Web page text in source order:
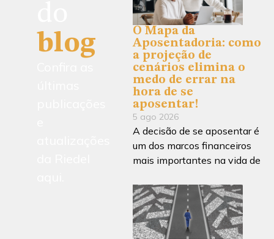
blog
O Mapa da
Aposentadoria: como
a projeção de
cenários elimina o
medo de errar na
hora de se
aposentar!
5 ago 2026
A decisão de se aposentar é
um dos marcos financeiros
mais importantes na vida de